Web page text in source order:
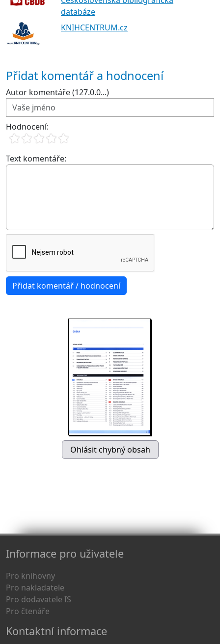
databáze
KNIHCENTRUM.cz
Přidat komentář a hodnocení
Autor komentáře (127.0.0...)
Hodnocení:
Text komentáře:
Informace pro uživatele
Pro knihovny
Pro nakladatele
Pro dodavatele IS
Pro čtenáře
Kontaktní informace